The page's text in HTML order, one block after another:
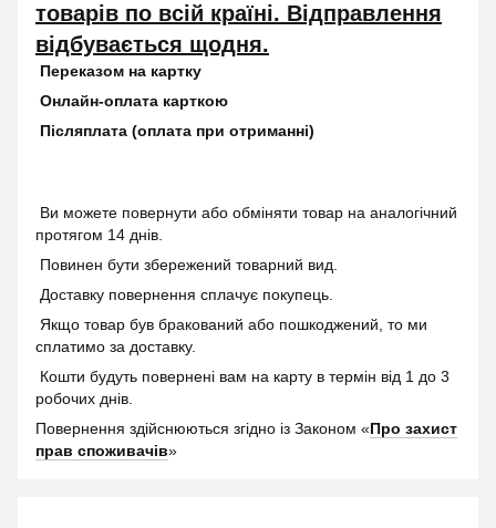
товарів по всій країні. Відправлення
відбувається щодня.
Переказом на картку
Онлайн-оплата карткою
Післяплата (оплата при отриманні)
Ви можете повернути або обміняти товар на аналогічний
протягом 14 днів.
Повинен бути збережений товарний вид.
Доставку повернення сплачує покупець.
Якщо товар був бракований або пошкоджений, то ми
сплатимо за доставку.
Кошти будуть повернені вам на карту в термін від 1 до 3
робочих днів.
Повернення здійснюються згідно із Законом «Про захист
прав споживачів»